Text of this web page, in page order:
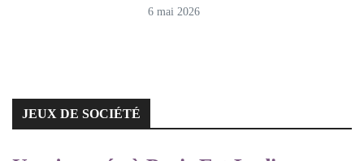
6 mai 2026
JEUX DE SOCIÉTÉ